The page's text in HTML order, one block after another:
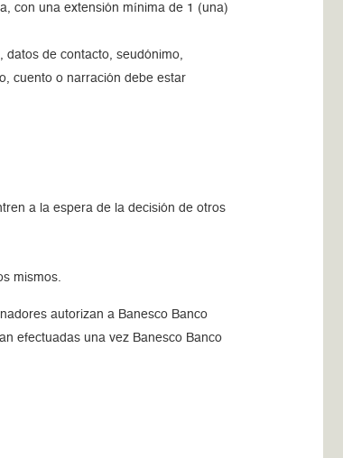
con una extensión mínima de 1 (una)
de contacto, seudónimo,
cuento o narración debe estar
a la espera de la decisión de otros
mismos.
autorizan a Banesco Banco
efectuadas una vez Banesco Banco